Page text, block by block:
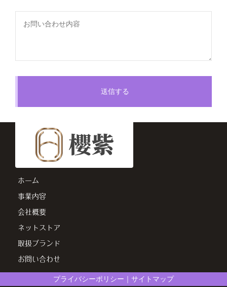
ホーム
事業内容
会社概要
ネットストア
取扱ブランド
お問い合わせ
プライバシーポリシー｜サイトマップ